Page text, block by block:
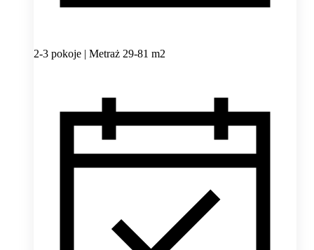
2-3 pokoje | Metraż 29-81 m2